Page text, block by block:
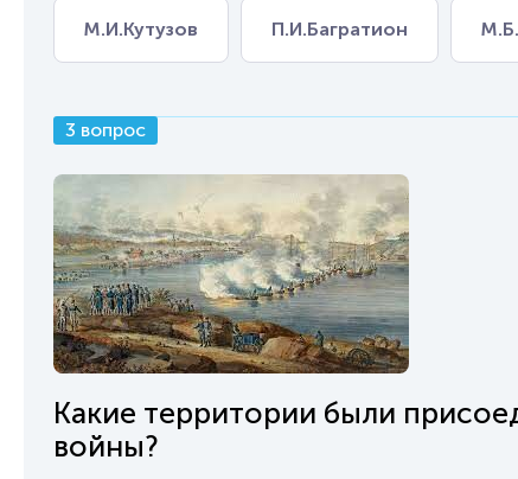
М.И.Кутузов П.И.Багратион
3 вопрос
Какие территории были
войны?